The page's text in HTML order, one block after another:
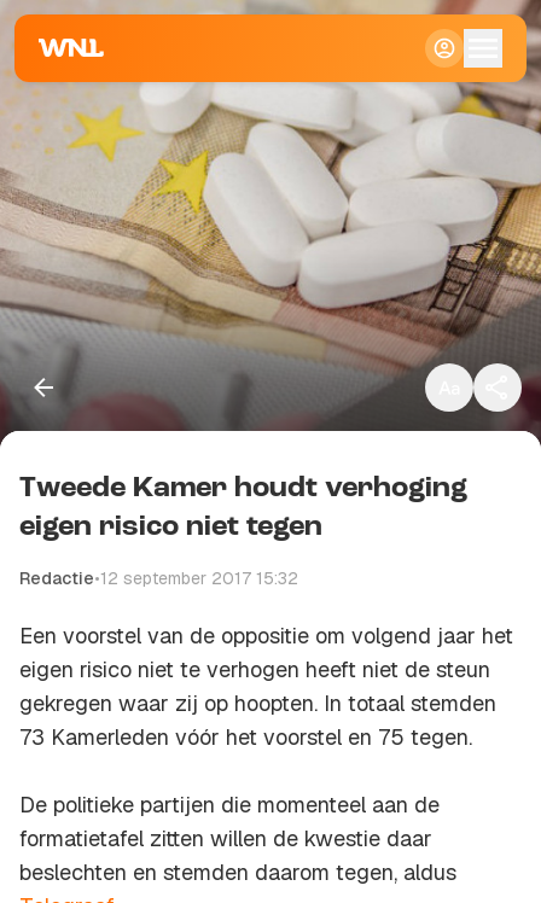
Standaard
Groot
Kopieer link
Tweede Kamer houdt verhoging
eigen risico niet tegen
Redactie•12 september 2017 15:32
Een voorstel van de oppositie om volgend jaar het
eigen risico niet te verhogen heeft niet de steun
gekregen waar zij op hoopten. In totaal stemden
73 Kamerleden vóór het voorstel en 75 tegen.
De politieke partijen die momenteel aan de
formatietafel zitten willen de kwestie daar
beslechten en stemden daarom tegen, aldus